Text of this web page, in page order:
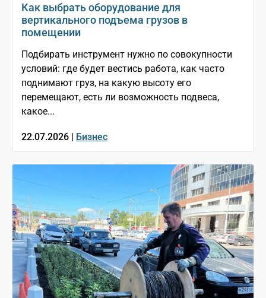
Как выбрать оборудование для
вертикального подъема грузов в
помещении
Подбирать инструмент нужно по совокупности
условий: где будет вестись работа, как часто
поднимают груз, на какую высоту его
перемещают, есть ли возможность подвеса,
какое...
22.07.2026 | Бизнес